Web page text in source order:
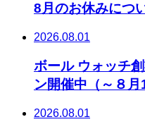
8月のお休みにつ
2026.08.01
ボール ウォッチ
ン開催中（～８月
2026.08.01